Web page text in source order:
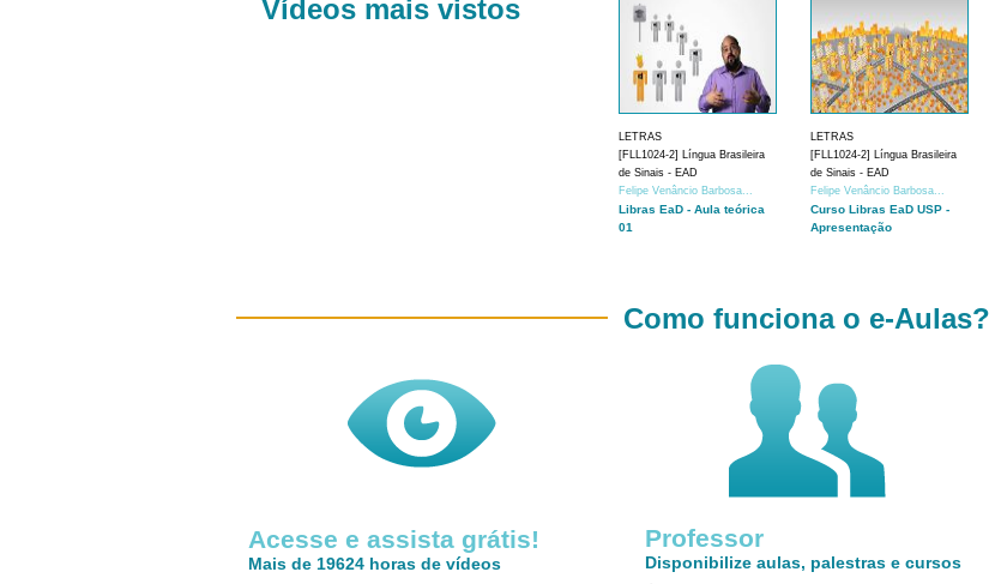
Vídeos mais vistos
LETRAS
[FLL1024-2] Língua Brasileira
de Sinais - EAD
Felipe Venâncio Barbosa...
Libras EaD - Aula teórica
01
LETRAS
[FLL1024-2] Língua Brasileira
de Sinais - EAD
Felipe Venâncio Barbosa...
Curso Libras EaD USP -
Apresentação
Acesse e assista grátis!
Mais de 19624 horas de vídeos
Como funciona o e-Aulas?
Professor
Disponibilize aulas, palestras e cursos